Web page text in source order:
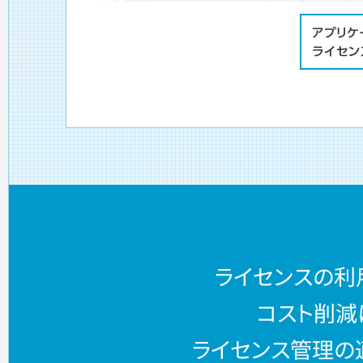
ライセンスの
コスト削
ライセンス管理